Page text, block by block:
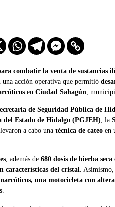
combatir la venta de sustancias
una acción operativa que permitió
en Ciudad Sahagún ,
de Seguridad Pública de
del Estado de Hidalgo (PGJEH) , la
a cabo una técnica de cateo en
, además de 680 dosis de hierba
características del cristal .
una motocicleta con